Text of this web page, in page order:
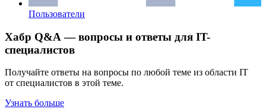
Пользователи
Хабр Q&A — вопросы и ответы для IT-
специалистов
Получайте ответы на вопросы по любой теме из области IT
от специалистов в этой теме.
Узнать больше